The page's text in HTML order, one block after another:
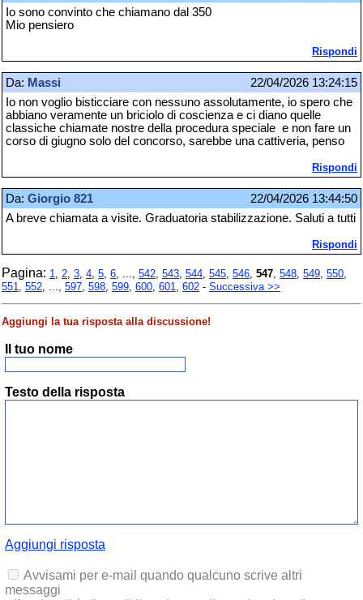
Io sono convinto che chiamano dal 350
Mio pensiero
Rispondi
Da: Massi
22/04/2026 13:24:15
Io non voglio bisticciare con nessuno assolutamente, io spero che
abbiano veramente un briciolo di coscienza e ci diano quelle
classiche chiamate nostre della procedura speciale e non fare un
corso di giugno solo del concorso, sarebbe una cattiveria, penso
Rispondi
Da: Giorgio 821
22/04/2026 13:44:50
A breve chiamata a visite. Graduatoria stabilizzazione. Saluti a tutti
Rispondi
Pagina: 1 2 3 4 5 6 542 543 544 545 546 547 548 549 550
551
552 597 598 599 600 601 602 - Successiva >>
Aggiungi la tua risposta alla discussione!
Il tuo nome
Testo della risposta
Aggiungi risposta
Avvisami per e-mail quando qualcuno scrive altri
messaggi